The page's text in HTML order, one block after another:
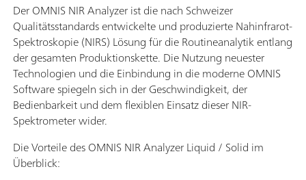
Der OMNIS NIR Analyzer ist die nach Schweizer
Qualitätsstandards entwickelte und produzierte Nahinfrarot-
Spektroskopie (NIRS) Lösung für die Routineanalytik entlang
der gesamten Produktionskette. Die Nutzung neuester
Technologien und die Einbindung in die moderne OMNIS
Software spiegeln sich in der Geschwindigkeit, der
Bedienbarkeit und dem flexiblen Einsatz dieser NIR-
Spektrometer wider.
Die Vorteile des OMNIS NIR Analyzer Liquid / Solid im
Überblick: